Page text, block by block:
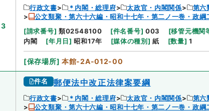
3
行政文書 ＊内閣・総理府 太政官・内閣関係 第
公文類聚・第六十六編・昭和十七年・第二ノ一巻・政綱
[請求番号] 類02548100 [件名番号] 003 [移管元機関
内閣
[年月日] 昭和17年 [媒体の種別 ] 紙 [数量] 1
[保存場所] 本館-2A-012-00
件名 郵便法中改正法律案要綱
行政文書 ＊内閣・総理府 太政官・内閣関係 第
公文類聚・第六十六編・昭和十七年・第二ノ一巻・政綱